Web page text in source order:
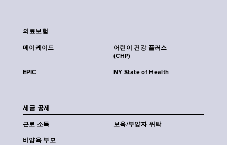
의료보험
메이케이드
어린이 건강 플러스
(CHP)
EPIC NY State of Health
세금 공제
근로 소득 보육/부양자 위탁
비양육 부모